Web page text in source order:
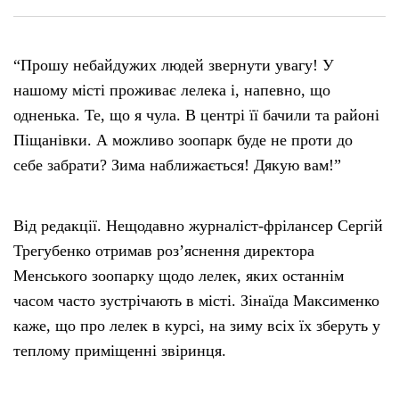
“Прошу небайдужих людей звернути увагу! У
нашому мiстi проживає лелека i, напевно, що
одненька. Те, що я чула. В центрi її бачили та районi
Пiщанівки. А можливо зоопарк буде не проти до
себе забрати? Зима наближається! Дякую вам!”
Від редакції. Нещодавно журналіст-фрілансер Сергій
Трегубенко отримав роз’яснення директора
Менського зоопарку щодо лелек, яких останнім
часом часто зустрічають в місті. Зінаїда Максименко
каже, що про лелек в курсі, на зиму всіх їх зберуть у
теплому приміщенні звіринця.